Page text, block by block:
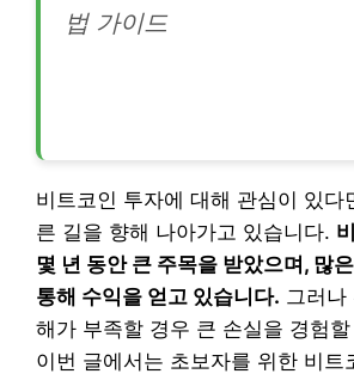
법 가이드
비트코인 투자에 대해 관심이 있다
른 길을 향해 나아가고 있습니다.
몇 년 동안 큰 주목을 받았으며, 많
통해 수익을 얻고 있습니다. 그러나
해가 부족할 경우 큰 손실을 경험
이번 글에서는 초보자를 위한 비트